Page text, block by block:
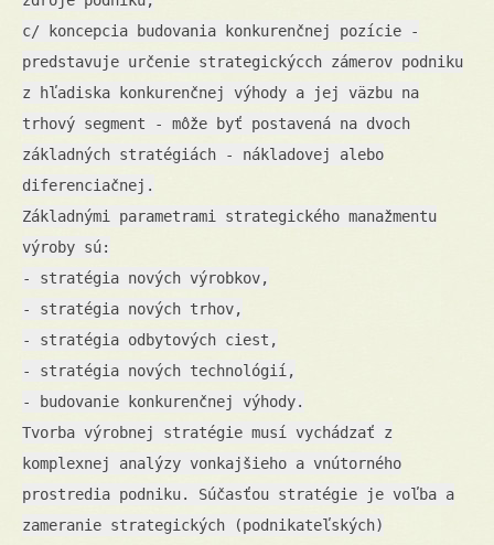
c/ koncepcia budovania konkurenčnej pozície -
predstavuje určenie strategickýcch zámerov podniku
z hľadiska konkurenčnej výhody a jej väzbu na
trhový segment - môže byť postavená na dvoch
základných stratégiách - nákladovej alebo
diferenciačnej.
Základnými parametrami strategického manažmentu
výroby sú:
- stratégia nových výrobkov,
- stratégia nových trhov,
- stratégia odbytových ciest,
- stratégia nových technológií,
- budovanie konkurenčnej výhody.
Tvorba výrobnej stratégie musí vychádzať z
komplexnej analýzy vonkajšieho a vnútorného
prostredia podniku. Súčasťou stratégie je voľba a
zameranie strategických (podnikateľských)